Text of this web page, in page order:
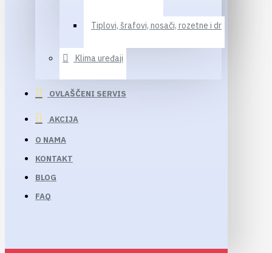
Tiplovi, šrafovi, nosači, rozetne i dr
Klima uređaji
OVLAŠČENI SERVIS
AKCIJA
O NAMA
KONTAKT
BLOG
FAQ